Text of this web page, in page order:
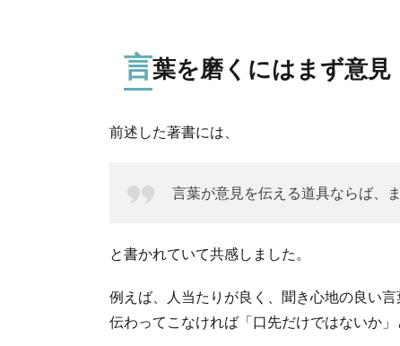
言葉を磨くにはまず意見
前述した著書には、
言葉が意見を伝える道具ならば、
と書かれていて共感しました。
例えば、人当たりが良く、聞き心地の良い
伝わってこなければ「口先だけではないか」